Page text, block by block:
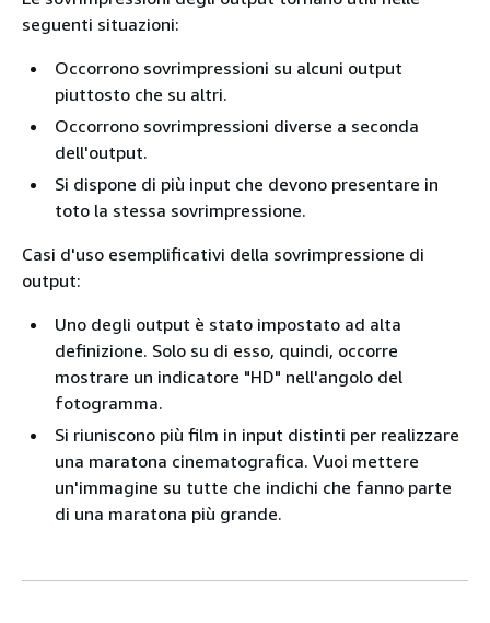
seguenti situazioni:
Occorrono sovrimpressioni su alcuni output
piuttosto che su altri.
Occorrono sovrimpressioni diverse a seconda
dell'output.
Si dispone di più input che devono presentare in
toto la stessa sovrimpressione.
Casi d'uso esemplificativi della sovrimpressione di
output:
Uno degli output è stato impostato ad alta
definizione. Solo su di esso, quindi, occorre
mostrare un indicatore "HD" nell'angolo del
fotogramma.
Si riuniscono più film in input distinti per realizzare
una maratona cinematografica. Vuoi mettere
un'immagine su tutte che indichi che fanno parte
di una maratona più grande.